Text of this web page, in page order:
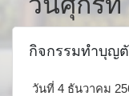
กิจกรรมทำบุญ
วันที่ 4 ธันวาคม